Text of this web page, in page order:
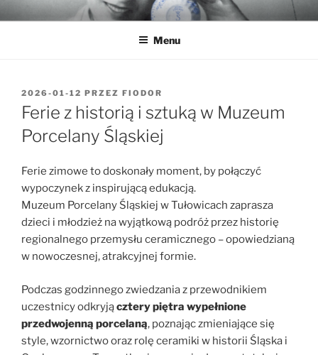
Przejdź
do
MUZEUM PORCELANY
Muzeum Porcelany Śląskiej w Tułowicach
Menu
OPUBLIKOWANE
W
2026-01-12 PRZEZ FIODOR
Ferie z historią i sztuką w Muzeum
Porcelany Śląskiej
Ferie zimowe to doskonały moment, by połączyć
wypoczynek z inspirującą edukacją.
Muzeum Porcelany Śląskiej w Tułowicach zaprasza
dzieci i młodzież na wyjątkową podróż przez historię
regionalnego przemysłu ceramicznego – opowiedzianą
w nowoczesnej, atrakcyjnej formie.
Podczas godzinnego zwiedzania z przewodnikiem
uczestnicy odkryjącztery piętra wypełnione
przedwojenną porcelaną, poznając zmieniające się
style, wzornictwo oraz rolę ceramiki w historii Śląska i